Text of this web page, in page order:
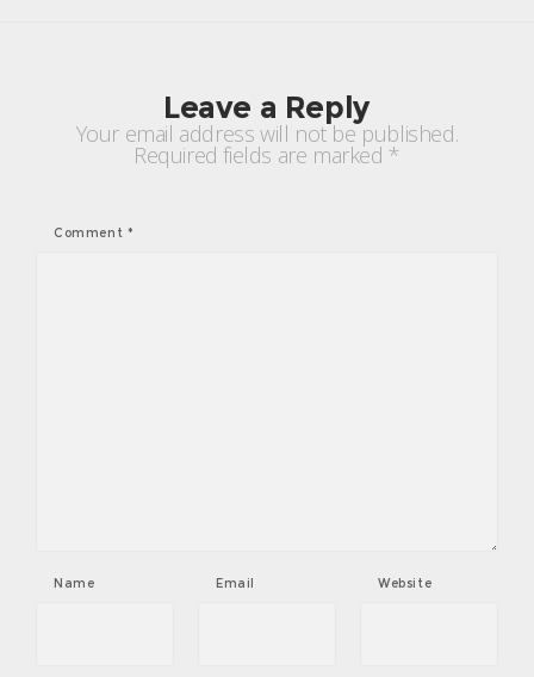
Leave a Reply
Your email address will not be published.
Required fields are marked *
Comment *
Name Email Website